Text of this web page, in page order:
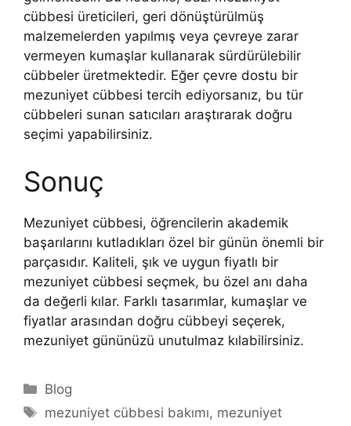
cübbesi üreticileri, geri dönüştürülmüş
malzemelerden yapılmış veya çevreye zarar
vermeyen kumaşlar kullanarak sürdürülebilir
cübbeler üretmektedir. Eğer çevre dostu bir
mezuniyet cübbesi tercih ediyorsanız, bu tür
cübbeleri sunan satıcıları araştırarak doğru
seçimi yapabilirsiniz.
Sonuç
Mezuniyet cübbesi, öğrencilerin akademik
başarılarını kutladıkları özel bir günün önemli bir
parçasıdır. Kaliteli, şık ve uygun fiyatlı bir
mezuniyet cübbesi seçmek, bu özel anı daha
da değerli kılar. Farklı tasarımlar, kumaşlar ve
fiyatlar arasından doğru cübbeyi seçerek,
mezuniyet gününüzü unutulmaz kılabilirsiniz.
Kategoriler
Blog
Etiketler
mezuniyet cübbesi bakımı, mezuniyet